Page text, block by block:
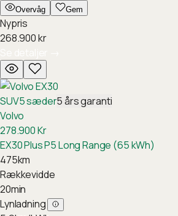
Overvåg Gem
Nypris
268.900kr
SUV5sæder5års garanti
Volvo
278.900Kr
EX30 Plus P5 Long Range (65 kWh)
475km
Rækkevidde
20min
Lynladning